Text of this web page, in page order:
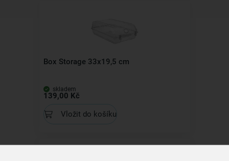
Box Storage 33x19,5 cm
skladem
139,00 Kč
Vložit do košíku